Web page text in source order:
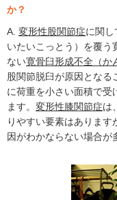
か？
A. 変形性股関節症に関
いたいこっとう）を覆う
ない寛骨臼形成不全（か
股関節脱臼が原因となる
に荷重を小さい面積で受
ます。 変形性膝関節症は
りやすい要素はありま
因がわかならない場合が